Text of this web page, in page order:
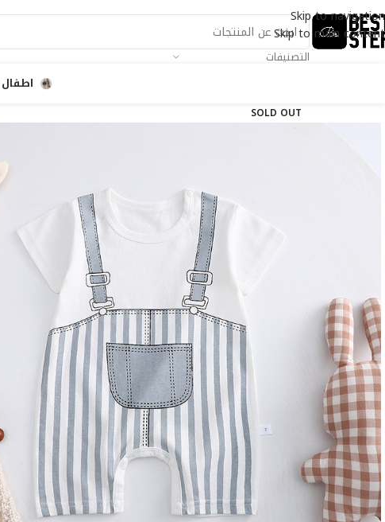
Skip to navigation
Skip to main content
التصنيفات
اطفال
SOLD OUT